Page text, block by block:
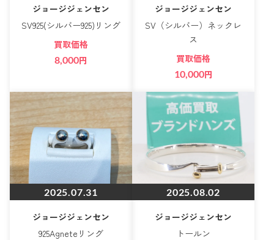
ジョージジェンセン
SV925(シルバー925)リング
買取価格
8,000円
ジョージジェンセン
SV（シルバー）ネックレ
ス
買取価格
10,000円
2025.07.31
ジョージジェンセン
925Agneteリング
2025.08.02
ジョージジェンセン
トールン